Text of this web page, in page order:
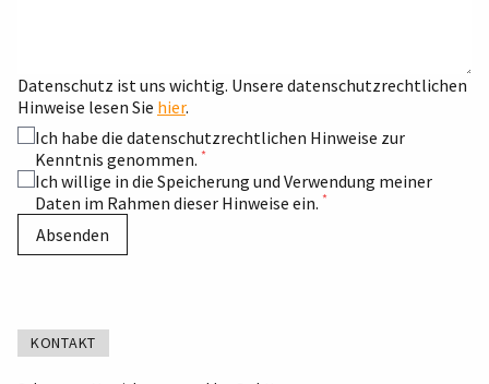
Datenschutz ist uns wichtig. Unsere datenschutzrechtlichen
Hinweise lesen Sie hier.
Ich habe die datenschutzrechtlichen Hinweise zur
Kenntnis genommen. *
Ich willige in die Speicherung und Verwendung meiner
Daten im Rahmen dieser Hinweise ein. *
Absenden
KONTAKT